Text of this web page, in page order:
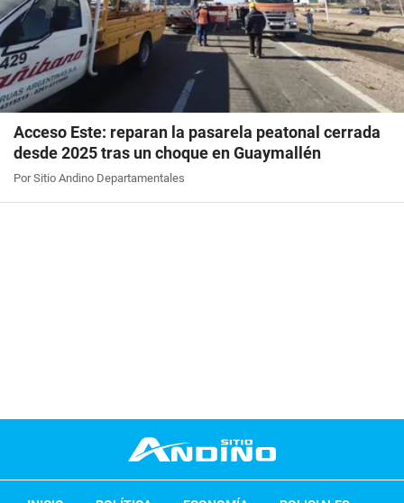
Acceso Este: reparan la pasarela peatonal cerrada
desde 2025 tras un choque en Guaymallén
Por Sitio Andino Departamentales